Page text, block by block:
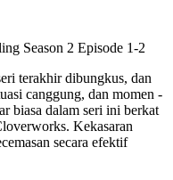
terakhir dibungkus, dan
canggung, dan momen -
biasa dalam seri ini berkat
Kekasaran
secara efektif